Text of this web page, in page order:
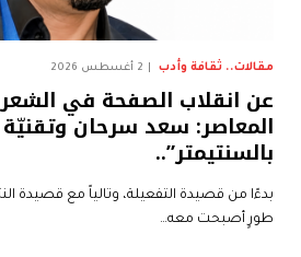
مقالات.. ثقافة وأدب 2 أغسطس 2026
عن انقلاب الصفحة في
المعاصر: سعد سرحان وتقنيّة
بالسنتيمتر”..
بدءًا من قصيدة التفعيلة، وتالياً مع قصيدة
طورٍ أصبحت معه…